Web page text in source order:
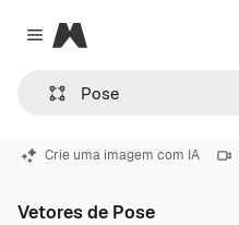
Close menu
Magnific
Crie uma imagem com IA
Vetores de Pose